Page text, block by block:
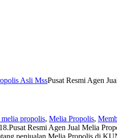
Asli MssPusat Resmi Agen
melia propolis, Melia Propolis,
.Pusat Resmi Agen Jual Melia
penjualan Melia Propolis di